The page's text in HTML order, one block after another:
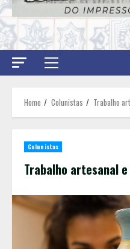
Primary
Home Colunistas Trabalho
Colunistas
Trabalho artesanal